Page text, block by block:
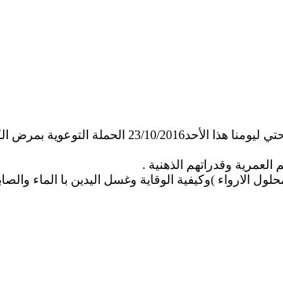
التوعوية بمرض الكوليرا
وقدراتهم الذهنية .
)وكيفية الوقاية وغسل اليدين با الماء